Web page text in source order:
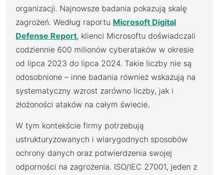
organizacji. Najnowsze badania pokazują skalę
zagrożeń. Według raportu Microsoft Digital
Defense Report, klienci Microsoftu doświadczali
codziennie 600 milionów cyberataków w okresie
od lipca 2023 do lipca 2024. Takie liczby nie są
odosobnione – inne badania również wskazują na
systematyczny wzrost zarówno liczby, jak i
złożoności ataków na całym świecie.
W tym kontekście firmy potrzebują
ustrukturyzowanych i wiarygodnych sposobów
ochrony danych oraz potwierdzenia swojej
odporności na zagrożenia. ISO/IEC 27001, jeden z